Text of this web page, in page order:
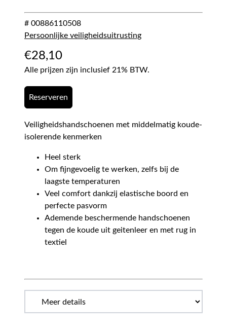
# 00886110508
Persoonlijke veiligheidsuitrusting
€28,10
Alle prijzen zijn inclusief 21% BTW.
Reserveren
Veiligheidshandschoenen met middelmatig koude-
isolerende kenmerken
Heel sterk
Om fijngevoelig te werken, zelfs bij de
laagste temperaturen
Veel comfort dankzij elastische boord en
perfecte pasvorm
Ademende beschermende handschoenen
tegen de koude uit geitenleer en met rug in
textiel